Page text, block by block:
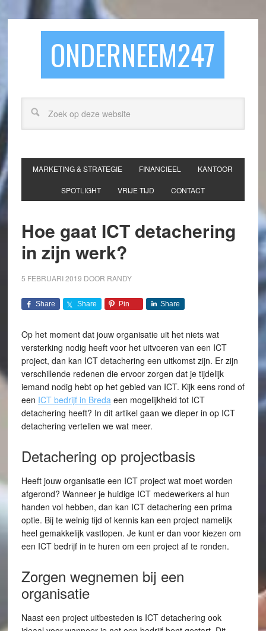
ONDERNEEM247
MARKETING & STRATEGIE FINANCIEEL KANTOOR
SPOTLIGHT VRIJE TIJD CONTACT
Hoe gaat ICT detachering
in zijn werk?
5 FEBRUARI 2019 DOOR RANDY
Share Share Pin Share
Op het moment dat jouw organisatie uit het niets wat
versterking nodig heeft voor het uitvoeren van een ICT
project, dan kan ICT detachering een uitkomst zijn. Er zijn
verschillende redenen die ervoor zorgen dat je tijdelijk
iemand nodig hebt op het gebied van ICT. Kijk eens rond of
een ICT bedrijf in Bredaeen mogelijkheid tot ICT
detachering heeft? In dit artikel gaan we dieper in op ICT
detachering vertellen we wat meer.
Detachering op projectbasis
Heeft jouw organisatie een ICT project wat moet worden
afgerond? Wanneer je huidige ICT medewerkers al hun
handen vol hebben, dan kan ICT detachering een prima
optie. Bij te weinig tijd of kennis kan een project namelijk
heel gemakkelijk vastlopen. Je kunt er dan voor kiezen om
een ICT bedrijf in te huren om een project af te ronden.
Zorgen wegnemen bij een
organisatie
Naast een project uitbesteden is ICT detachering ook